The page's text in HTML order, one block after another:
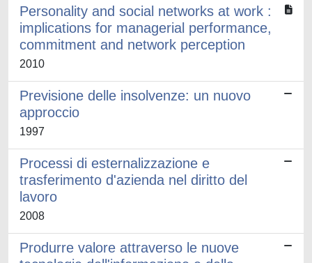
Personality and social networks at work :
implications for managerial performance,
commitment and network perception
2010
Previsione delle insolvenze: un nuovo
approccio
1997
Processi di esternalizzazione e
trasferimento d'azienda nel diritto del
lavoro
2008
Produrre valore attraverso le nuove